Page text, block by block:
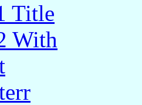
Title
With